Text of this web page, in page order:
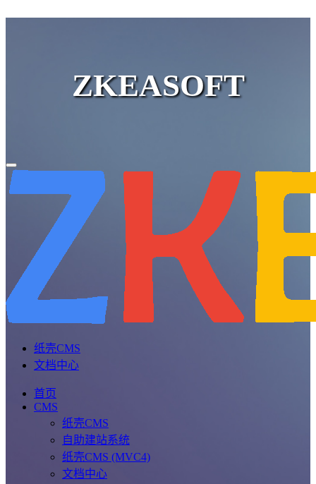
ZKEASOFT
纸壳CMS
文档中心
首页
CMS
纸壳CMS
自助建站系统
纸壳CMS (MVC4)
文档中心